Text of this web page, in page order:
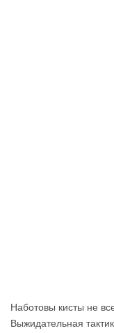
Наботовы кисты не
Выжидательная